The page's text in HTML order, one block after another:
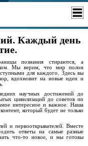
Каждый день
познания стираются, а
Мы верим, что мир полон
для каждого. Здесь вы
вдохновит на новые идеи и
научных достижений до
цивилизаций до советов по
интересное и важное. Наша
который будет не только
и первооткрывателей. Вместе
ответы на самые разные
что-то новое, и мы готовы